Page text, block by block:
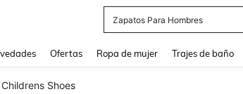
Zapatos Para Hombres
Ofertas Ropa de mujer Trajes de baño
Shoes